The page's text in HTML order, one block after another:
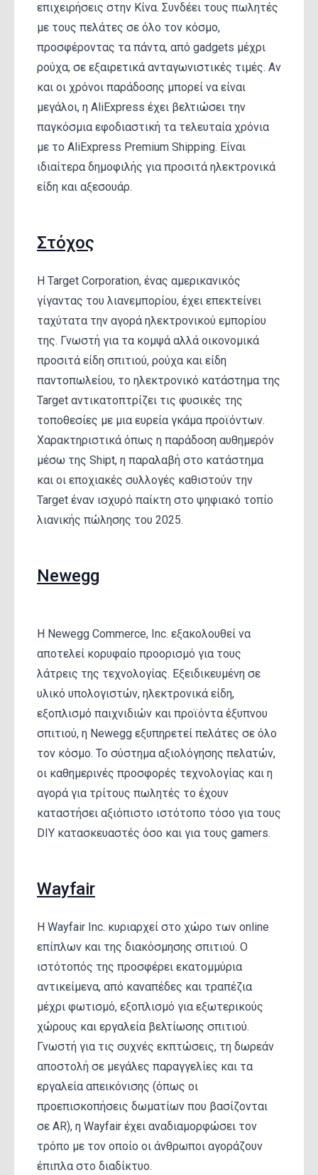
επιχειρήσεις στην Κίνα. Συνδέει τους πωλητές
με τους πελάτες σε όλο τον κόσμο,
προσφέροντας τα πάντα, από gadgets μέχρι
ρούχα, σε εξαιρετικά ανταγωνιστικές τιμές. Αν
και οι χρόνοι παράδοσης μπορεί να είναι
μεγάλοι, η AliExpress έχει βελτιώσει την
παγκόσμια εφοδιαστική τα τελευταία χρόνια
με το AliExpress Premium Shipping. Είναι
ιδιαίτερα δημοφιλής για προσιτά ηλεκτρονικά
είδη και αξεσουάρ.
Στόχος
Η Target Corporation, ένας αμερικανικός
γίγαντας του λιανεμπορίου, έχει επεκτείνει
ταχύτατα την αγορά ηλεκτρονικού εμπορίου
της. Γνωστή για τα κομψά αλλά οικονομικά
προσιτά είδη σπιτιού, ρούχα και είδη
παντοπωλείου, το ηλεκτρονικό κατάστημα της
Target αντικατοπτρίζει τις φυσικές της
τοποθεσίες με μια ευρεία γκάμα προϊόντων.
Χαρακτηριστικά όπως η παράδοση αυθημερόν
μέσω της Shipt, η παραλαβή στο κατάστημα
και οι εποχιακές συλλογές καθιστούν την
Target έναν ισχυρό παίκτη στο ψηφιακό τοπίο
λιανικής πώλησης του 2025.
Newegg
Η Newegg Commerce, Inc. εξακολουθεί να
αποτελεί κορυφαίο προορισμό για τους
λάτρεις της τεχνολογίας. Εξειδικευμένη σε
υλικό υπολογιστών, ηλεκτρονικά είδη,
εξοπλισμό παιχνιδιών και προϊόντα έξυπνου
σπιτιού, η Newegg εξυπηρετεί πελάτες σε όλο
τον κόσμο. Το σύστημα αξιολόγησης πελατών,
οι καθημερινές προσφορές τεχνολογίας και η
αγορά για τρίτους πωλητές το έχουν
καταστήσει αξιόπιστο ιστότοπο τόσο για τους
DIY κατασκευαστές όσο και για τους gamers.
Wayfair
Η Wayfair Inc. κυριαρχεί στο χώρο των online
επίπλων και της διακόσμησης σπιτιού. Ο
ιστότοπός της προσφέρει εκατομμύρια
αντικείμενα, από καναπέδες και τραπέζια
μέχρι φωτισμό, εξοπλισμό για εξωτερικούς
χώρους και εργαλεία βελτίωσης σπιτιού.
Γνωστή για τις συχνές εκπτώσεις, τη δωρεάν
αποστολή σε μεγάλες παραγγελίες και τα
εργαλεία απεικόνισης (όπως οι
προεπισκοπήσεις δωματίων που βασίζονται
σε AR), η Wayfair έχει αναδιαμορφώσει τον
τρόπο με τον οποίο οι άνθρωποι αγοράζουν
έπιπλα στο διαδίκτυο.